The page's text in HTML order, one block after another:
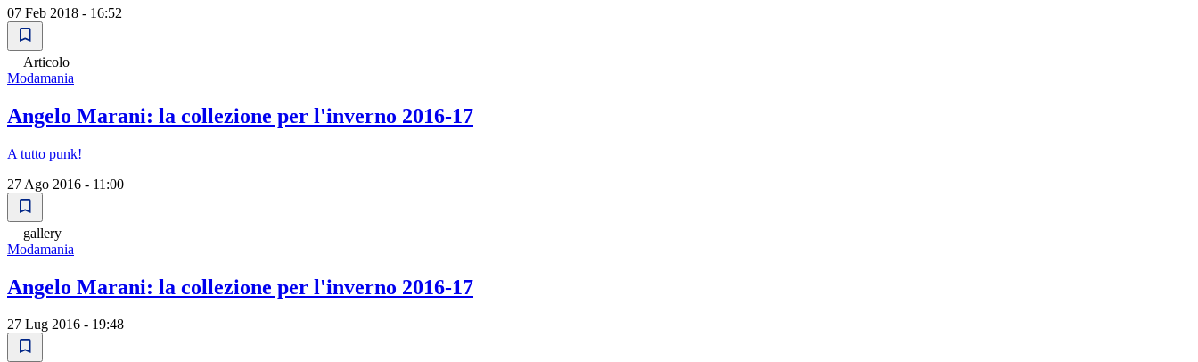
07 Feb 2018 - 16:52
Articolo
Modamania
Angelo Marani: la collezione per l'inverno 2016-17
A tutto punk!
27 Ago 2016 - 11:00
gallery
Modamania
Angelo Marani: la collezione per l'inverno 2016-17
27 Lug 2016 - 19:48